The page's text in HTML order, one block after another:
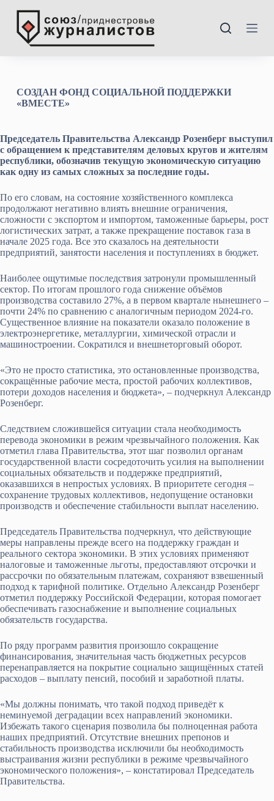
П
р
СОЗДАН ФОНД СОЦИАЛЬНОЙ ПОДДЕРЖКИ
«ВМЕСТЕ»
Председатель Правительства Александр Розенберг выступил
с обращением к представителям деловых кругов и жителям
республики, обозначив текущую экономическую ситуацию
как одну из самых сложных за последние годы.
По его словам, на состояние хозяйственного комплекса
продолжают негативно влиять внешние ограничения,
сложности с экспортом и импортом, таможенные барьеры, рост
логистических затрат, а также прекращение поставок газа в
начале 2025 года. Все это сказалось на деятельности
предприятий, занятости населения и поступлениях в бюджет.
Наиболее ощутимые последствия затронули промышленный
сектор. По итогам прошлого года снижение объёмов
производства составило 27%, а в первом квартале нынешнего –
почти 24% по сравнению с аналогичным периодом 2024-го.
Существенное влияние на показатели оказало положение в
электроэнергетике, металлургии, химической отрасли и
машиностроении. Сократился и внешнеторговый оборот.
«Это не просто статистика, это остановленные производства,
сокращённые рабочие места, простой рабочих коллективов,
потери доходов населения и бюджета», – подчеркнул Александр
Розенберг.
Следствием сложившейся ситуации стала необходимость
перевода экономики в режим чрезвычайного положения. Как
отметил глава Правительства, этот шаг позволил органам
государственной власти сосредоточить усилия на выполнении
социальных обязательств и поддержке предприятий,
оказавшихся в непростых условиях. В приоритете сегодня –
сохранение трудовых коллективов, недопущение остановки
производств и обеспечение стабильности выплат населению.
Председатель Правительства подчеркнул, что действующие
меры направлены прежде всего на поддержку граждан и
реального сектора экономики. В этих условиях применяют
налоговые и таможенные льготы, предоставляют отсрочки и
рассрочки по обязательным платежам, сохраняют взвешенный
подход к тарифной политике. Отдельно Александр Розенберг
отметил поддержку Российской Федерации, которая помогает
обеспечивать газоснабжение и выполнение социальных
обязательств государства.
По ряду программ развития произошло сокращение
финансирования, значительная часть бюджетных ресурсов
перенаправляется на покрытие социально защищённых статей
расходов – выплату пенсий, пособий и заработной платы.
«Мы должны понимать, что такой подход приведёт к
неминуемой деградации всех направлений экономики.
Избежать такого сценария позволила бы полноценная работа
наших предприятий. Отсутствие внешних препонов и
стабильность производства исключили бы необходимость
выстраивания жизни республики в режиме чрезвычайного
экономического положения», – констатировал Председатель
Правительства.